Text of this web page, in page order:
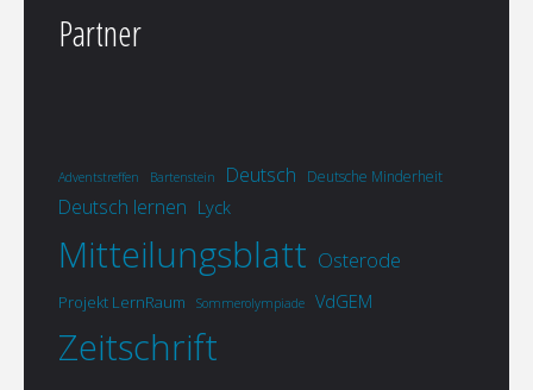
Partner
Adventstreffen Bartenstein Deutsch Deutsche Minderheit
Deutsch lernen Lyck
Mitteilungsblatt Osterode
Projekt LernRaum Sommerolympiade VdGEM
Zeitschrift